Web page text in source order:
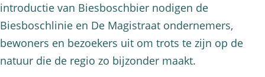
introductie van Biesboschbier nodigen de
Biesboschlinie en De Magistraat ondernemers,
bewoners en bezoekers uit om trots te zijn op de
natuur die de regio zo bijzonder maakt.